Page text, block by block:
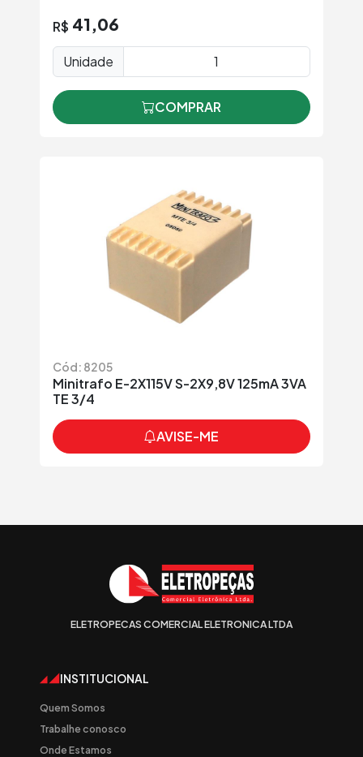
R$ 41,06
Unidade
COMPRAR
Cód: 8205
Minitrafo E-2X115V S-2X9,8V 125mA 3VA
TE 3/4
AVISE-ME
ELETROPECAS COMERCIAL ELETRONICA LTDA
INSTITUCIONAL
Quem Somos
Trabalhe conosco
Onde Estamos